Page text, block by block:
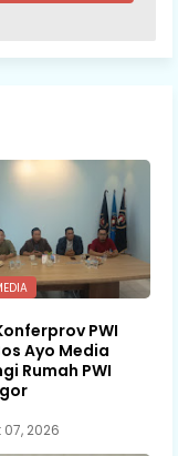
PWI
Ayo Media
Rumah PWI
2026